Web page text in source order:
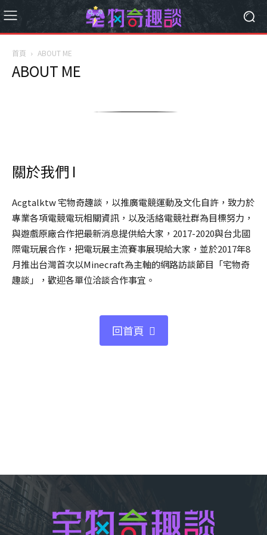
首頁 ABOUT ME
ABOUT ME
關於我們 I
Acgtalktw 宅物奇趣談，以推廣電競運動及文化自許，致力於
專業各項電競電玩相關資訊，以及活絡電競社群為目標努力，
與遊戲原廠合作把最新消息提供給大家，2017-2020與台北國
際電玩展合作，把電玩展主流賽事展現給大家，並於2017年8
月推出台灣首次以Minecraft為主軸的網路訪談節目「宅物奇
趣談」，歡迎各單位洽談合作事宜。
回首頁